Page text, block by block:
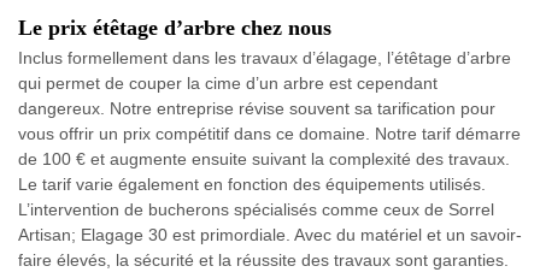
Le prix étêtage d’arbre chez nous
Inclus formellement dans les travaux d’élagage, l’étêtage d’arbre
qui permet de couper la cime d’un arbre est cependant
dangereux. Notre entreprise révise souvent sa tarification pour
vous offrir un prix compétitif dans ce domaine. Notre tarif démarre
de 100 € et augmente ensuite suivant la complexité des travaux.
Le tarif varie également en fonction des équipements utilisés.
L’intervention de bucherons spécialisés comme ceux de Sorrel
Artisan; Elagage 30 est primordiale. Avec du matériel et un savoir-
faire élevés, la sécurité et la réussite des travaux sont garanties.